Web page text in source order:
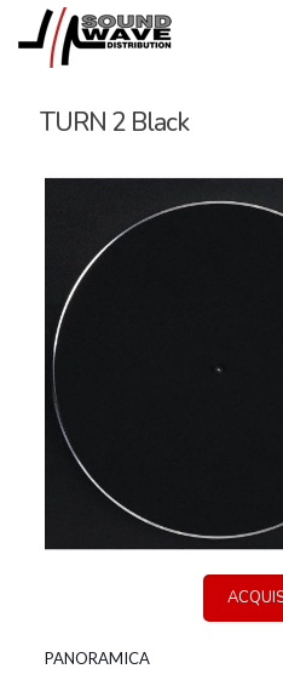
TURN 2 Black
PANORAMICA